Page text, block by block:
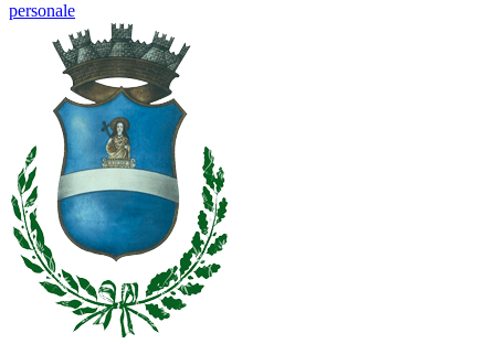
personale